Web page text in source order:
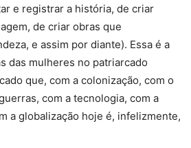
e registrar a história, de criar
de criar obras que
e assim por diante). Essa é a
das mulheres no patriarcado
que, com a colonização, com o
com a tecnologia, com a
a globalização hoje é, infelizmente,